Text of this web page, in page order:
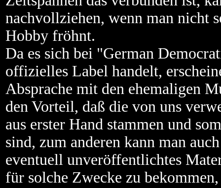
nachvollziehen, wenn man nicht
Hobby fröhnt.
Da es sich bei "German
offizielles Label handelt,
Absprache mit den ehemaligen
den Vorteil, daß die von uns
aus erster Hand stammen und
sind, zum anderen kann man
eventuell unveröffentlichtes
für solche Zwecke zu